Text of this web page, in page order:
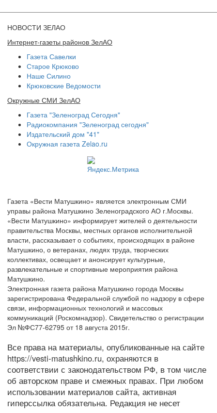
НОВОСТИ ЗЕЛАО
Интернет-газеты районов ЗелАО
Газета Савелки
Старое Крюково
Наше Силино
Крюковские Ведомости
Окружные СМИ ЗелАО
Газета "Зеленоград Сегодня"
Радиокомпания "Зеленоград сегодня"
Издательский дом "41"
Окружная газета Zelao.ru
Газета «Вести Матушкино» является электронным СМИ
управы района Матушкино Зеленоградского АО г.Москвы.
«Вести Матушкино» информирует жителей о деятельности
правительства Москвы, местных органов исполнительной
власти, рассказывает о событиях, происходящих в районе
Матушкино, о ветеранах, людях труда, творческих
коллективах, освещает и анонсирует культурные,
развлекательные и спортивные мероприятия района
Матушкино.
Электронная газета района Матушкино города Москвы
зарегистрирована Федеральной службой по надзору в сфере
связи, информационных технологий и массовых
коммуникаций (Роскомнадзор). Свидетельство о регистрации
Эл №ФС77-62795 от 18 августа 2015г.
Все права на материалы, опубликованные на сайте
https://vesti-matushkino.ru, охраняются в
соответствии с законодательством РФ, в том числе
об авторском праве и смежных правах. При любом
использовании материалов сайта, активная
гиперссылка обязательна. Редакция не несет